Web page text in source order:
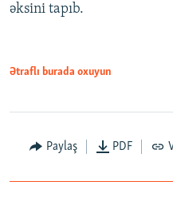
Auto 240p
720p
əksini tapıb.
Ətraflı burada oxuyun
Paylaş PDF